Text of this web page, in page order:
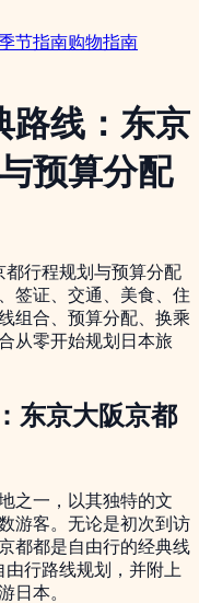
节指南购物指南
路线：东京
预算分配
都行程规划与预算分配
签证、交通、美食、住
组合、预算分配、换乘
从零开始规划日本旅
东京大阪京都
之一，以其独特的文
游客。无论是初次到访
都都是自由行的经典线
行路线规划，并附上
日本。